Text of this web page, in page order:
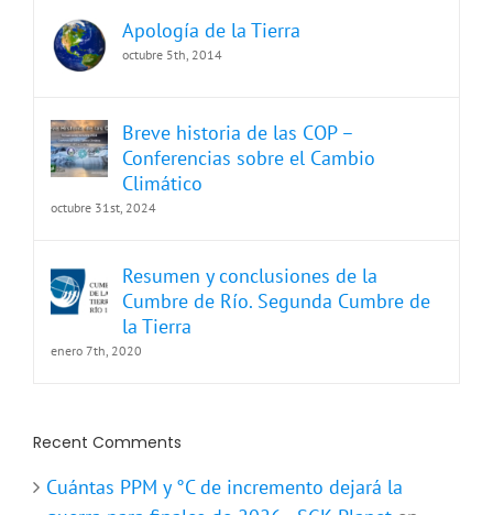
Apología de la Tierra
Breve historia de las COP –
Conferencias sobre el Cambio
Climático
Resumen y conclusiones de la
Cumbre de Río. Segunda Cumbre de
la Tierra
Cuántas PPM y °C de incremento dejará la